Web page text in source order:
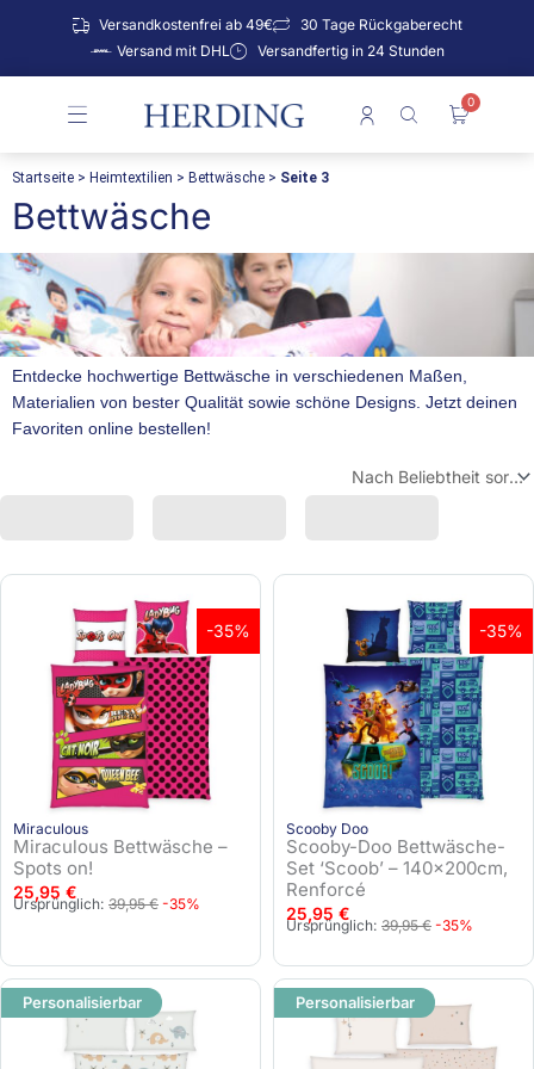
Versandkostenfrei ab 49€
30 Tage Rückgaberecht
Versand mit DHL
Versandfertig in 24 Stunden
0
Startseite > Heimtextilien > Bettwäsche > Seite 3
Bettwäsche
Entdecke hochwertige Bettwäsche in verschiedenen Maßen,
Materialien von bester Qualität sowie schöne Designs. Jetzt deinen
Favoriten online bestellen!
Miraculous
Miraculous Bettwäsche –
Spots on!
25,95 €
Ursprünglich: 39,95€ U
p
r
ü
n
A
u
e
l
l
-35%
-35%
Scooby Doo
Scooby-Doo Bettwäsche-
Set ‘Scoob’ – 140x200cm,
Renforcé
25,95 €
Ursprünglich: 39,95€ U
s
p
ü
A
t
u
-35%
-35%
Personalisierbar Personalisierbar